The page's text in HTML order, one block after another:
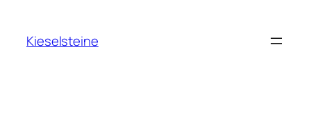
springen
Kieselsteine